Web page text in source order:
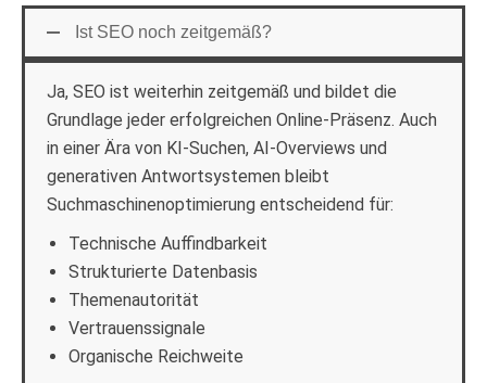
Ist SEO noch zeitgemäß?
Ja, SEO ist weiterhin zeitgemäß und bildet die
Grundlage jeder erfolgreichen Online-Präsenz. Auch
in einer Ära von KI-Suchen, AI-Overviews und
generativen Antwortsystemen bleibt
Suchmaschinenoptimierung entscheidend für:
Technische Auffindbarkeit
Strukturierte Datenbasis
Themenautorität
Vertrauenssignale
Organische Reichweite